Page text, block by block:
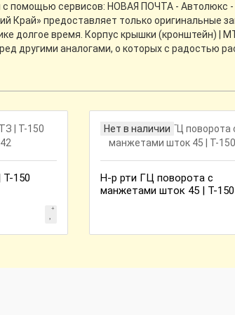
с помощью сервисов: НОВАЯ ПОЧТА - Автолюкс
Край» предоставляет только оригинальные
долгое время. Корпус крышки (кронштейн) |
другими аналогами, о которых с радостью
150
Нет в наличии
Н-р рти ГЦ поворота с
манжетами шток 45 | Т-